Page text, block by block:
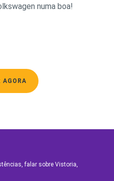
numa boa!
AGORA
falar sobre Vistoria,